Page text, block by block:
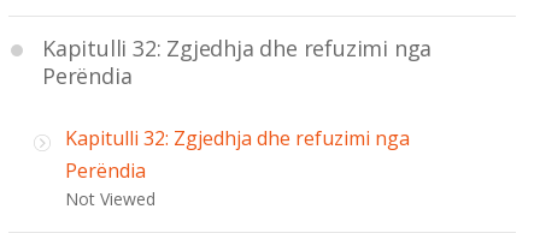
Kapitulli 32: Zgjedhja dhe refuzimi nga
Perëndia
Kapitulli 32: Zgjedhja dhe refuzimi nga
Perëndia
Not Viewed